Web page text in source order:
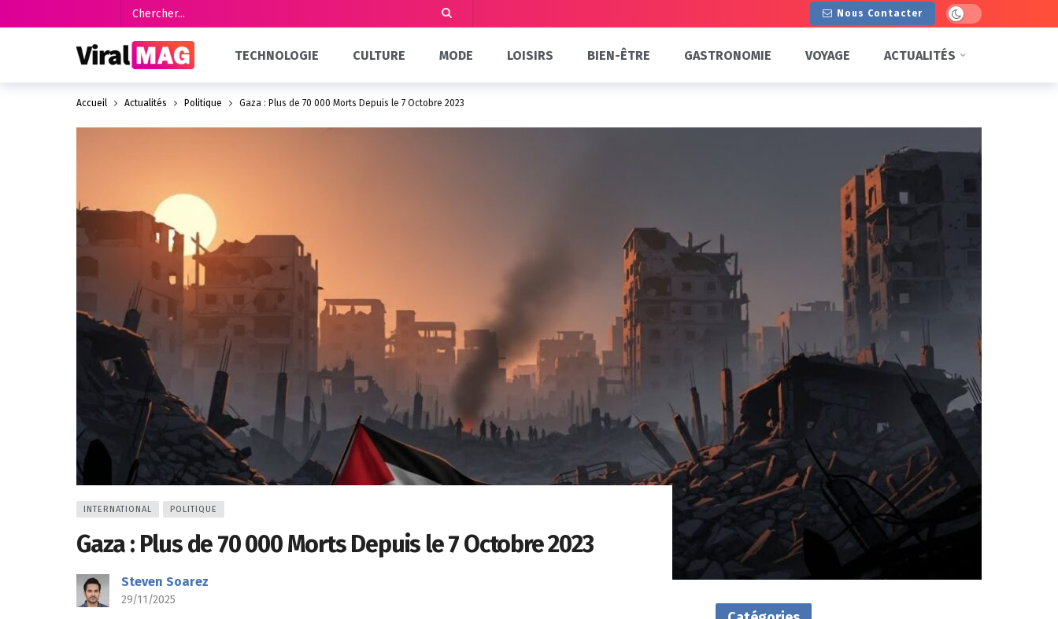
Nous Contacter Dark mode
TECHNOLOGIE CULTURE MODE LOISIRS BIEN-ÊTRE GASTRONOMIE VOYAGE ACTUALITÉS
Accueil Actualités Politique Gaza : Plus de 70 000 Morts Depuis le 7 Octobre 2023
INTERNATIONAL POLITIQUE
Gaza : Plus de 70 000 Morts Depuis le 7 Octobre 2023
Steven Soarez
29/11/2025